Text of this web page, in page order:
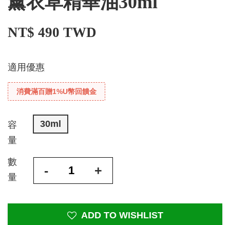
NT$ 490 TWD
適用優惠
消費滿百贈1%U幣回饋金
容
量
30ml
數
量
- +
ADD TO WISHLIST